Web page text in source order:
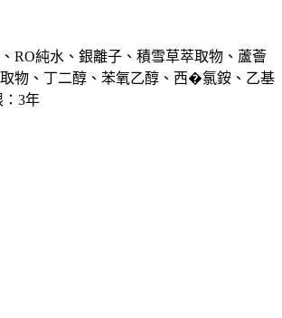
RO純水、銀離子、積雪草萃取物、蘆薈
物、丁二醇、苯氧乙醇、西�氯銨、乙基
：3年